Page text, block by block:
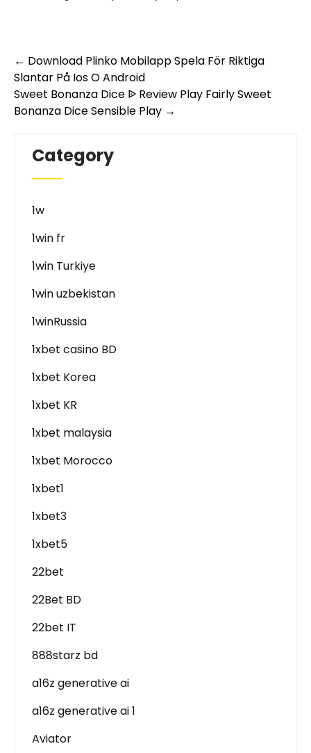
Post
navigation
← Download Plinko Mobilapp Spela För Riktiga
Slantar På Ios O Android
Sweet Bonanza Dice ᐉ Review Play Fairly Sweet
Bonanza Dice Sensible Play →
Category
1w
1win fr
1win Turkiye
1win uzbekistan
1winRussia
1xbet casino BD
1xbet Korea
1xbet KR
1xbet malaysia
1xbet Morocco
1xbet1
1xbet3
1xbet5
22bet
22Bet BD
22bet IT
888starz bd
a16z generative ai
a16z generative ai 1
Aviator